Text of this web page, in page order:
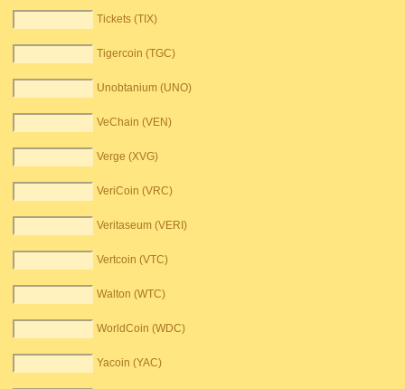
Tickets (TIX)
Tigercoin (TGC)
Unobtanium (UNO)
VeChain (VEN)
Verge (XVG)
VeriCoin (VRC)
Veritaseum (VERI)
Vertcoin (VTC)
Walton (WTC)
WorldCoin (WDC)
Yacoin (YAC)